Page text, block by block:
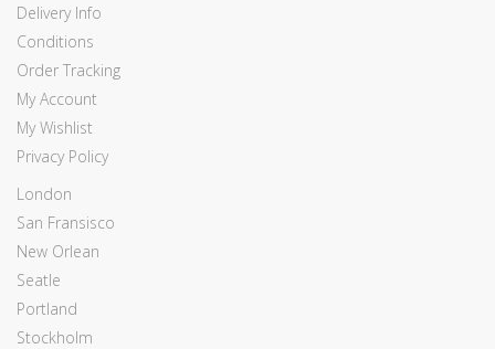
Delivery Info
Conditions
Order Tracking
My Account
My Wishlist
Privacy Policy
London
San Fransisco
New Orlean
Seatle
Portland
Stockholm